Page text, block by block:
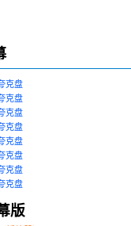
克盘
克盘
克盘
克盘
克盘
克盘
克盘
克盘
版